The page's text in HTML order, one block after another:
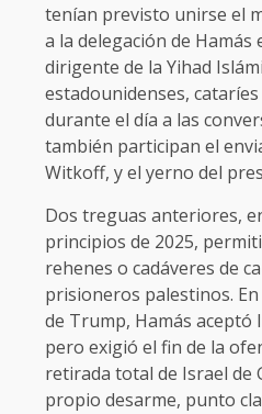
tenían previsto unirse el
a la delegación de
dirigente de la Yihad
estadounidenses,
durante el día a las
también participan el
Witkoff, y el yerno del
Dos treguas anteriores,
principios de 2025,
rehenes o cadáveres de
prisioneros palestinos.
de Trump, Hamás aceptó
pero exigió el fin de la
retirada total de Israel de
propio desarme, punto